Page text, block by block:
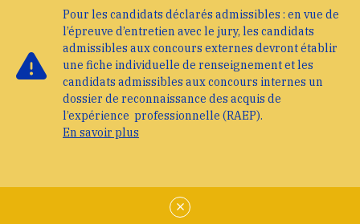
Pour les candidats déclarés admissibles : en vue de
l’épreuve d’entretien avec le jury, les candidats
admissibles aux concours externes devront établir
une fiche individuelle de renseignement et les
candidats admissibles aux concours internes un
dossier de reconnaissance des acquis de
l’expérience professionnelle (RAEP).
En savoir plus